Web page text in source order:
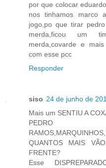
por que colocar
nos tinhamos marco
jogo,po que tirar
merda,ficou um
merda,covarde e
com esse pcc
Responder
siso 24 de junho de
Mais um SENTIU A
PEDRO
QUANTOS MAIS
FRENTE?
Esse